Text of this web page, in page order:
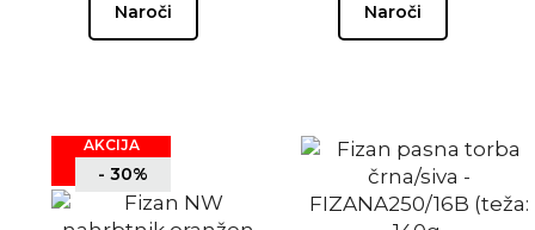
Naroči Naroči
AKCIJA
- 30%